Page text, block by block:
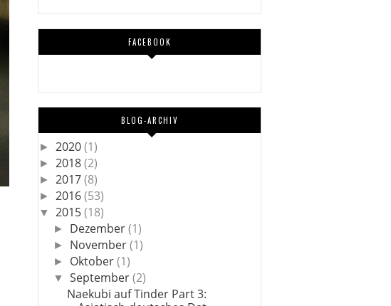
FACEBOOK
BLOG-ARCHIV
► 2020(1)
► 2018(2)
► 2017(8)
► 2016(53)
▼ 2015(18)
► Dezember(1)
► November(1)
► Oktober(1)
▼ September(2)
Naekubi auf Tinder Part 3: